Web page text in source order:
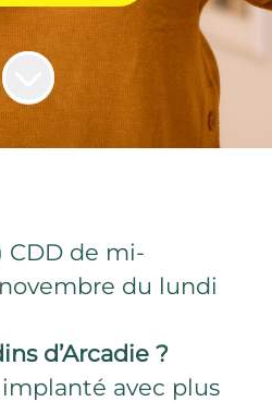
CDD de mi-
du lundi
d’Arcadie ?
avec plus